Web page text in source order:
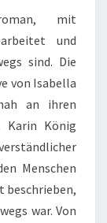
mit
und
sind. Die
von Isabella
an ihren
Karin König
Menschen
beschrieben,
war. Von